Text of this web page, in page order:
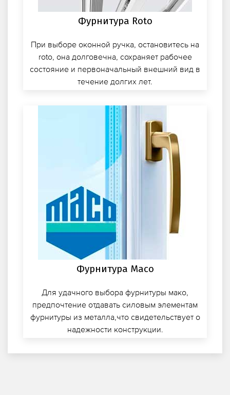
Фурнитура Roto
При выборе оконной ручка, остановитесь на
roto, она долговечна, сохраняет рабочее
состояние и первоначальный внешний вид в
течение долгих лет.
Фурнитура Maco
Для удачного выбора фурнитуры мако,
предпочтение отдавать силовым элементам
фурнитуры из металла,что свидетельствует о
надежности конструкции.